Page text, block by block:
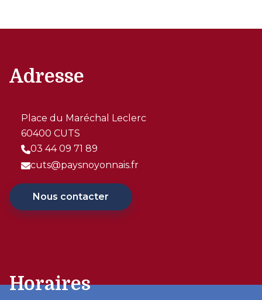
Adresse
Place du Maréchal Leclerc
60400 CUTS
03 44 09 71 89
cuts@paysnoyonnais.fr
Nous contacter
Horaires